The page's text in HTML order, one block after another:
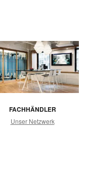
FACHHÄNDLER
Unser Netzwerk